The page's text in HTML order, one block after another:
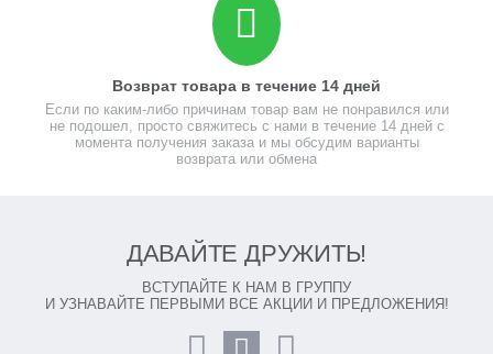
Возврат товара в течение 14 дней
Если по каким-либо причинам товар вам не понравился или
не подошел, просто свяжитесь с нами в течение 14 дней с
момента получения заказа и мы обсудим варианты
возврата или обмена
ДАВАЙТЕ ДРУЖИТЬ!
ВСТУПАЙТЕ К НАМ В ГРУППУ
И УЗНАВАЙТЕ ПЕРВЫМИ ВСЕ АКЦИИ И ПРЕДЛОЖЕНИЯ!